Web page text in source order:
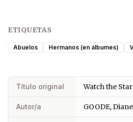
ETIQUETAS
Abuelos Hermanos (en álbumes)
Título original Watch the
Autor/a GOODE, Diane